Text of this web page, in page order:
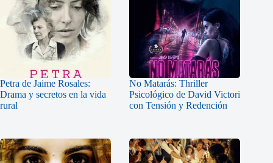
Petra de Jaime Rosales:
Drama y secretos en la vida
rural
No Matarás: Thriller
Psicológico de David Victori
con Tensión y Redención